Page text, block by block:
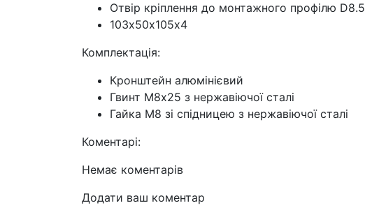
Отвір кріплення до монтажного профілю D8.5
103х50х105х4
Комплектація:
Кронштейн алюмінієвий
Гвинт М8х25 з нержавіючої сталі
Гайка М8 зі спідницею з нержавіючої сталі
Коментарі:
Немає коментарів
Додати ваш коментар